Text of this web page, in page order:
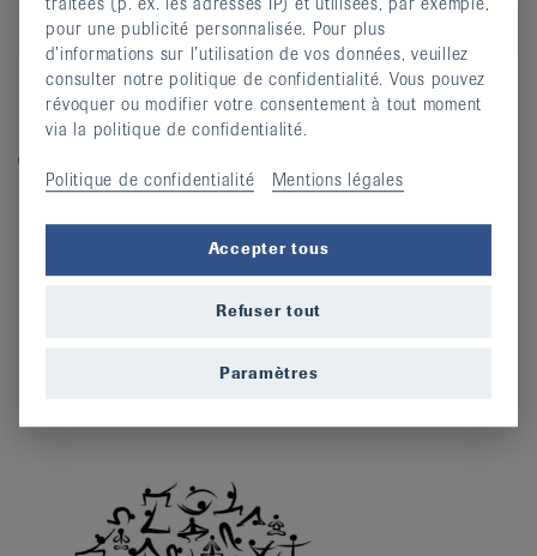
Lieu
La Chaux-de-Fonds
S’inscrire
Légende
entraînez la force, l’équilibre et la dynamique et prévenez
pour une publicité personnalisée. Pour plus
d’informations sur l’utilisation de vos données, veuillez
consulter notre politique de confidentialité. Vous pouvez
révoquer ou modifier votre consentement à tout moment
via la politique de confidentialité.
Politique de confidentialité Mentions légales
Accepter tous
Refuser tout
Paramètres